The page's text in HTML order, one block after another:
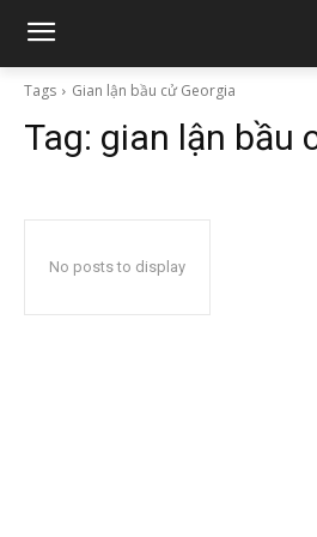
Tags Gian lận bầu cử Georgia
Tag: gian lận bầu
No posts to display